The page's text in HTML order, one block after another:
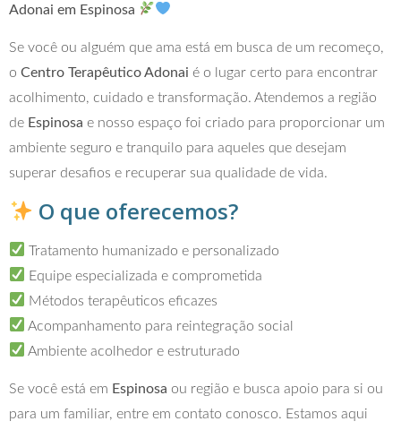
Adonai em Espinosa
Se você ou alguém que ama está em busca de um recomeço,
o Centro Terapêutico Adonai é o lugar certo para encontrar
acolhimento, cuidado e transformação. Atendemos a região
de Espinosa e nosso espaço foi criado para proporcionar um
ambiente seguro e tranquilo para aqueles que desejam
superar desafios e recuperar sua qualidade de vida.
O que oferecemos?
Tratamento humanizado e personalizado
Equipe especializada e comprometida
Métodos terapêuticos eficazes
Acompanhamento para reintegração social
Ambiente acolhedor e estruturado
Se você está em Espinosa ou região e busca apoio para si ou
para um familiar, entre em contato conosco. Estamos aqui